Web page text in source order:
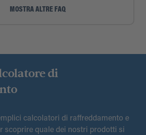
MOSTRA ALTRE FAQ
di
calcolatori di raffreddamento e
scoprire quale dei nostri prodotti si